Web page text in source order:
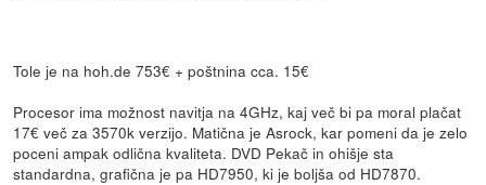
Tole je na hoh.de 753€ + poštnina cca. 15€
Procesor ima možnost navitja na 4GHz, kaj več bi pa moral plačat
17€ več za 3570k verzijo. Matična je Asrock, kar pomeni da je zelo
poceni ampak odlična kvaliteta. DVD Pekač in ohišje sta
standardna, grafična je pa HD7950, ki je boljša od HD7870.